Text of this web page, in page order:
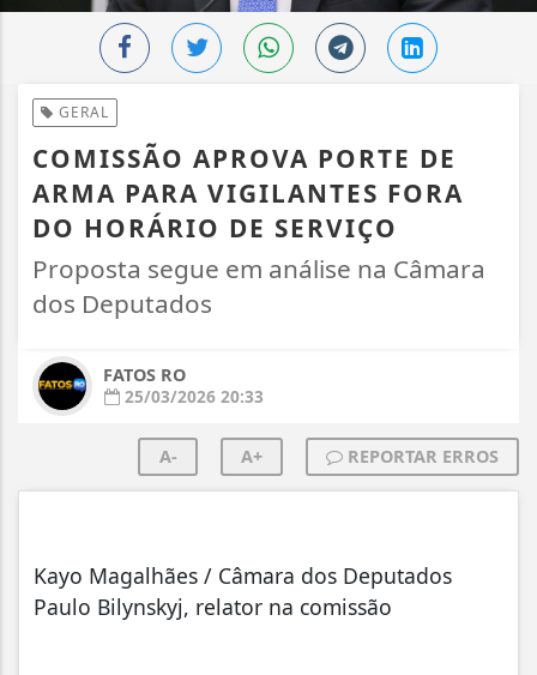
GERAL
COMISSÃO APROVA PORTE DE
ARMA PARA VIGILANTES FORA
DO HORÁRIO DE SERVIÇO
Proposta segue em análise na Câmara
dos Deputados
FATOS RO
25/03/2026 20:33
A- A+ REPORTAR ERROS
Kayo Magalhães / Câmara dos Deputados
Paulo Bilynskyj, relator na comissão